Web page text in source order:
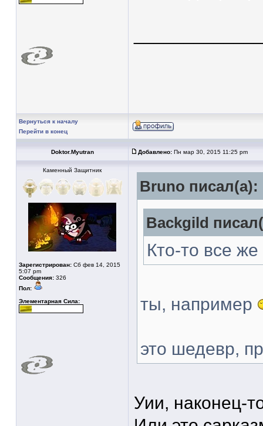
Вернуться к началу
Перейти в конец
Doktor.Myutran Добавлено: Пн мар 30, 2015 11:25 pm
Каменный Защитник
Зарегистрирован: Сб фев 14, 2015
5:07 pm
Сообщения: 326
Пол:
Элементарная Сила:
Bruno писал(а):
Backgild
Кто-то все
ты, например
это шедевр,
Уии, наконец-